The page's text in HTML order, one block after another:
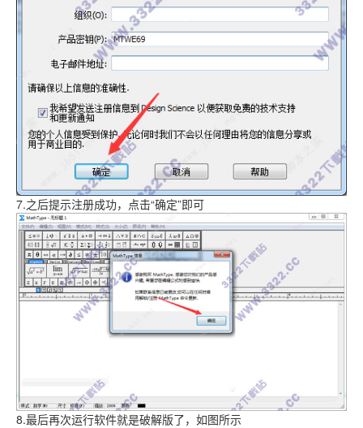
7.之后提示注册成功，点击“确定”即可
8.最后再次运行软件就是破解版了，如图所示